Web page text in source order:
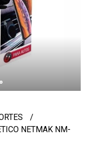
NETMAK NM-